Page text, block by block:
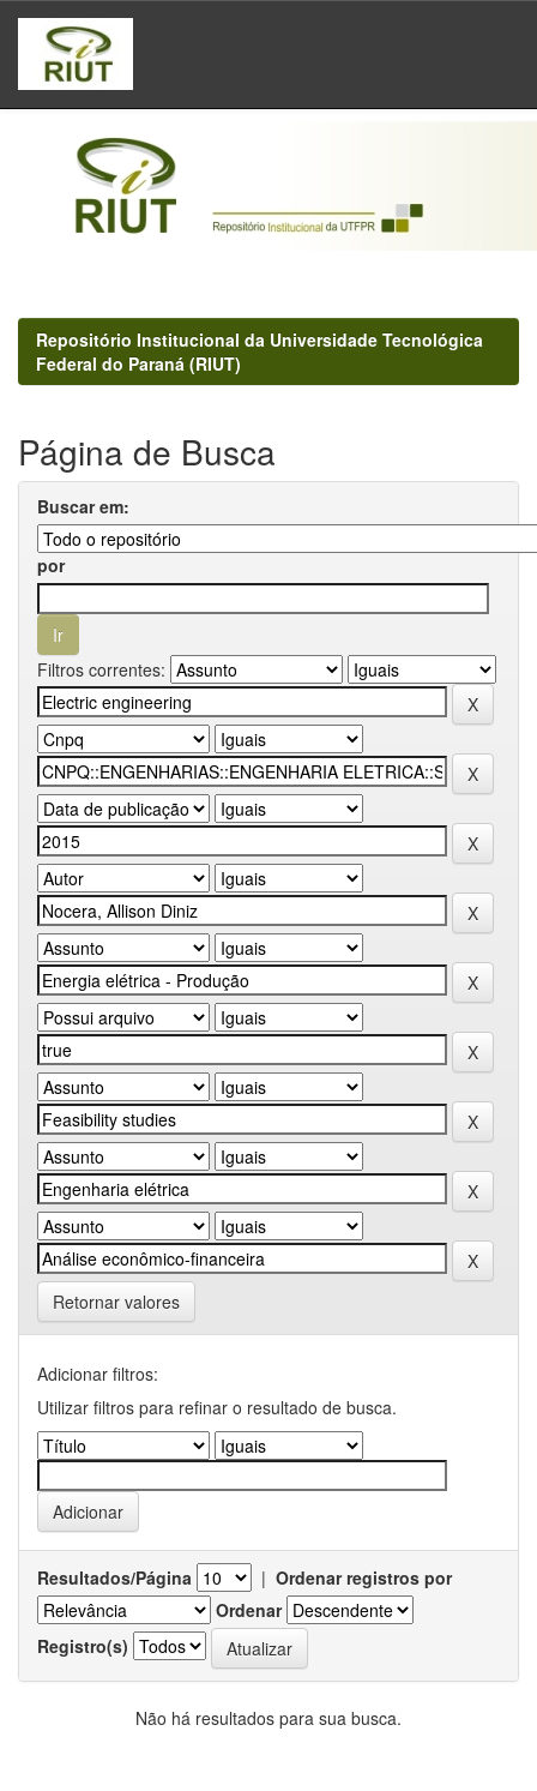
Skip
navigation
Repositório Institucional da Universidade Tecnológica
Federal do Paraná (RIUT)
Página de Busca
Buscar em:
por
Filtros correntes:
Retornar valores
Adicionar filtros:
Utilizar filtros para refinar o resultado de busca.
Resultados/Página | Ordenar registros por
Ordenar
Registro(s)
Não há resultados para sua busca.